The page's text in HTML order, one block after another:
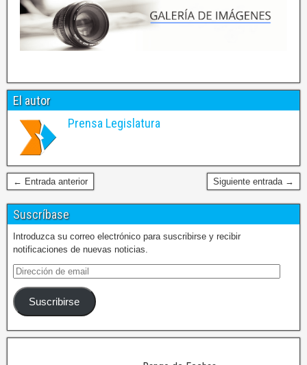
El autor
Prensa Legislatura
← Entrada anterior Siguiente entrada →
Suscríbase
Introduzca su correo electrónico para suscribirse y recibir
notificaciones de nuevas noticias.
Suscribirse